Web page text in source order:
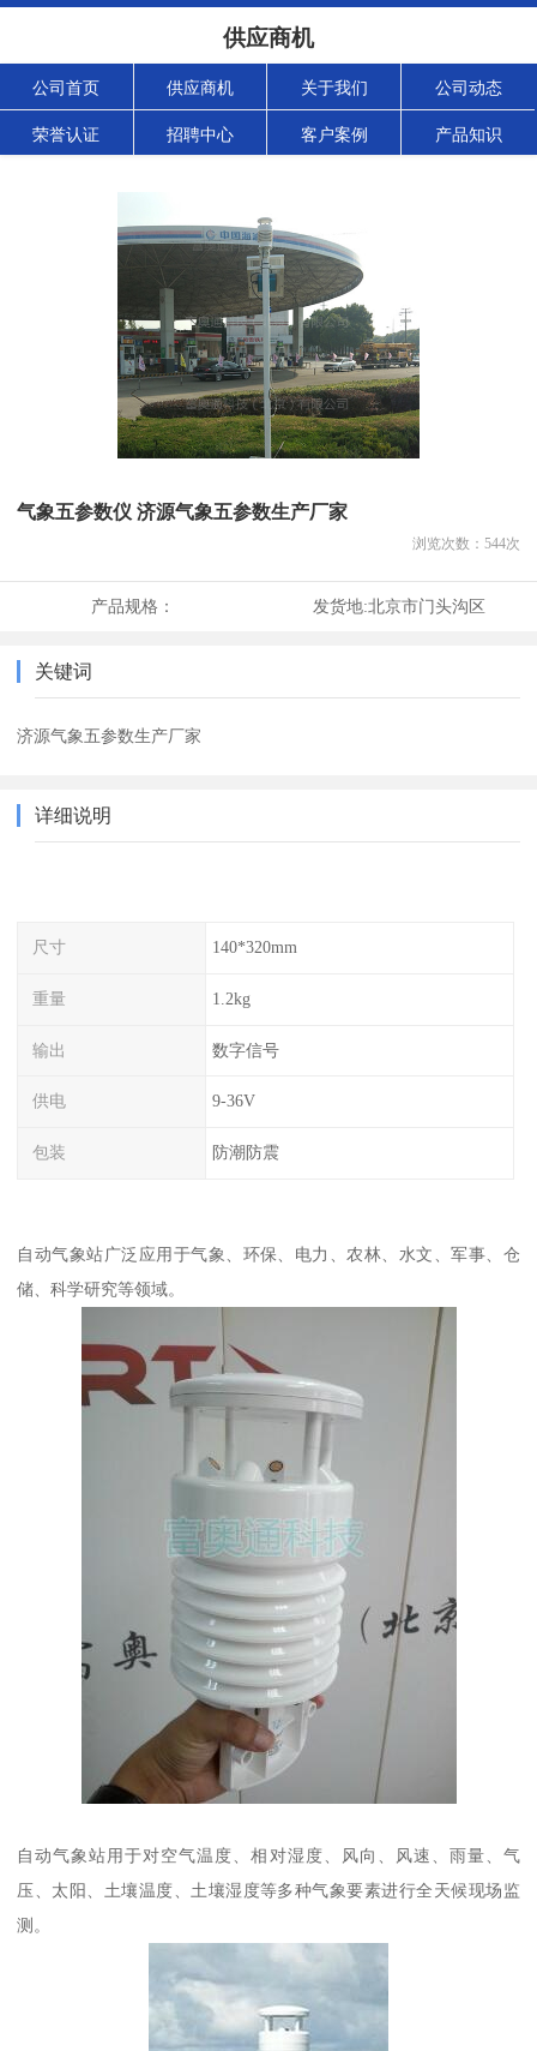
供应商机
公司首页 供应商机 关于我们 公司动态
荣誉认证 招聘中心 客户案例 产品知识
气象五参数仪 济源气象五参数生产厂家
浏览次数： 544次
产品规格： 发货地:北京市门头沟区
关键词
济源气象五参数生产厂家
详细说明
尺寸 140*320mm
重量 1.2kg
输出 数字信号
供电 9-36V
包装 防潮防震
自动气象站广泛应用于气象、环保、电力、农林、水文、军事、仓
储、科学研究等领域。
自动气象站用于对空气温度、相对湿度、风向、风速、雨量、气
压、太阳、土壤温度、土壤湿度等多种气象要素进行全天候现场监
测。